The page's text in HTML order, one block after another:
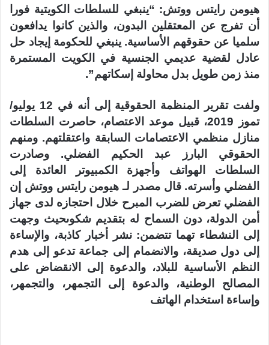
هيومن رايتس ووتش: “ينبغي للسلطات الكويتية فورا
أن تفرج عن المعتقلين البدون، والذين كانوا يدافعون
سلميا عن حقوقهم الأساسية. ينبغي للحكومة إيجاد حل
عادل لقضية عديمي الجنسية في الكويت المستمرة
منذ زمن طويل بدل محاولة إسكاتهم”.
ولفت تقرير المنظمة الحقوقية إلى أنه في 12 يوليو/
تموز 2019، قبيل موعد الاعتصام، حاصرت السلطات
منازل منظمي الاعتصامات السابقة واعتقلتهم. ومنهم
الحقوقي البارز عبد الحكيم الفضلي. وصادرت
السلطات الهواتف وأجهزة الكمبيوتر العائدة إلى
الفضلي وأسرته. قال مصدر لـ هيومن رايتس ووتش إن
الفضلي تعرض للضرب المبرح خلال احتجازه لدى جهاز
أمن الدولة، دون السماح له بتقديم شكوىحيث وجهت
إلى النشطاء تهما تتضمن: نشر أخبار كاذبة، والإساءة
إلى دول صديقة، والانضمام إلى جماعة تدعو إلى هدم
النظم الأساسية للبلاد، والدعوة إلى الانقضاض على
المصالح الوطنية، والدعوة إلى التجمهر، والتجمهر،
وإساءة استخدام الهاتف